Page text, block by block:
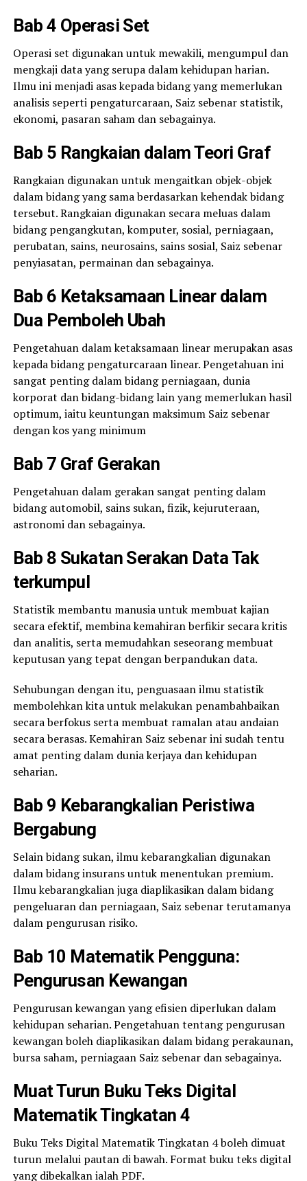
Bab 4 Operasi Set
Operasi set digunakan untuk mewakili, mengumpul dan
mengkaji data yang serupa dalam kehidupan harian.
Ilmu ini menjadi asas kepada bidang yang memerlukan
analisis seperti pengaturcaraan, Saiz sebenar statistik,
ekonomi, pasaran saham dan sebagainya.
Bab 5 Rangkaian dalam Teori Graf
Rangkaian digunakan untuk mengaitkan objek-objek
dalam bidang yang sama berdasarkan kehendak bidang
tersebut. Rangkaian digunakan secara meluas dalam
bidang pengangkutan, komputer, sosial, perniagaan,
perubatan, sains, neurosains, sains sosial, Saiz sebenar
penyiasatan, permainan dan sebagainya.
Bab 6 Ketaksamaan Linear dalam
Dua Pemboleh Ubah
Pengetahuan dalam ketaksamaan linear merupakan asas
kepada bidang pengaturcaraan linear. Pengetahuan ini
sangat penting dalam bidang perniagaan, dunia
korporat dan bidang-bidang lain yang memerlukan hasil
optimum, iaitu keuntungan maksimum Saiz sebenar
dengan kos yang minimum
Bab 7 Graf Gerakan
Pengetahuan dalam gerakan sangat penting dalam
bidang automobil, sains sukan, fizik, kejuruteraan,
astronomi dan sebagainya.
Bab 8 Sukatan Serakan Data Tak
terkumpul
Statistik membantu manusia untuk membuat kajian
secara efektif, membina kemahiran berfikir secara kritis
dan analitis, serta memudahkan seseorang membuat
keputusan yang tepat dengan berpandukan data.
Sehubungan dengan itu, penguasaan ilmu statistik
membolehkan kita untuk melakukan penambahbaikan
secara berfokus serta membuat ramalan atau andaian
secara berasas. Kemahiran Saiz sebenar ini sudah tentu
amat penting dalam dunia kerjaya dan kehidupan
seharian.
Bab 9 Kebarangkalian Peristiwa
Bergabung
Selain bidang sukan, ilmu kebarangkalian digunakan
dalam bidang insurans untuk menentukan premium.
Ilmu kebarangkalian juga diaplikasikan dalam bidang
pengeluaran dan perniagaan, Saiz sebenar terutamanya
dalam pengurusan risiko.
Bab 10 Matematik Pengguna:
Pengurusan Kewangan
Pengurusan kewangan yang efisien diperlukan dalam
kehidupan seharian. Pengetahuan tentang pengurusan
kewangan boleh diaplikasikan dalam bidang perakaunan,
bursa saham, perniagaan Saiz sebenar dan sebagainya.
Muat Turun Buku Teks Digital
Matematik Tingkatan 4
Buku Teks Digital Matematik Tingkatan 4 boleh dimuat
turun melalui pautan di bawah. Format buku teks digital
yang dibekalkan ialah PDF.